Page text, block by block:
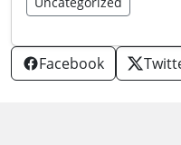
Facebook